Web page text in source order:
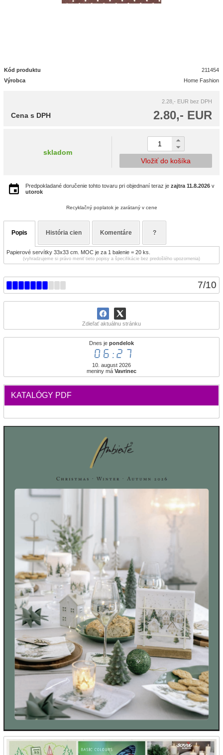
7/10
Zdieľať aktuálnu stránku
Dnes je pondelok
06:27
10. august 2026
meniny má Vavrinec
KATALÓGY PDF
Kód produktu
211454
Výrobca
Home Fashion
2.28,- EUR bez DPH
2.80,- EUR
Cena s DPH
skladom
Vložiť do košíka
Predpokladané doručenie tohto tovaru pri objednaní teraz je zajtra 11.8.2026 v
utorok
Recyklačný poplatok je zarátaný v cene
Popis História cien Komentáre ?
Papierové servítky 33x33 cm. MOC je za 1 balenie = 20 ks.
(vyhradzujeme si právo meniť tieto popisy a špecifikácie bez predošlého upozornenia)